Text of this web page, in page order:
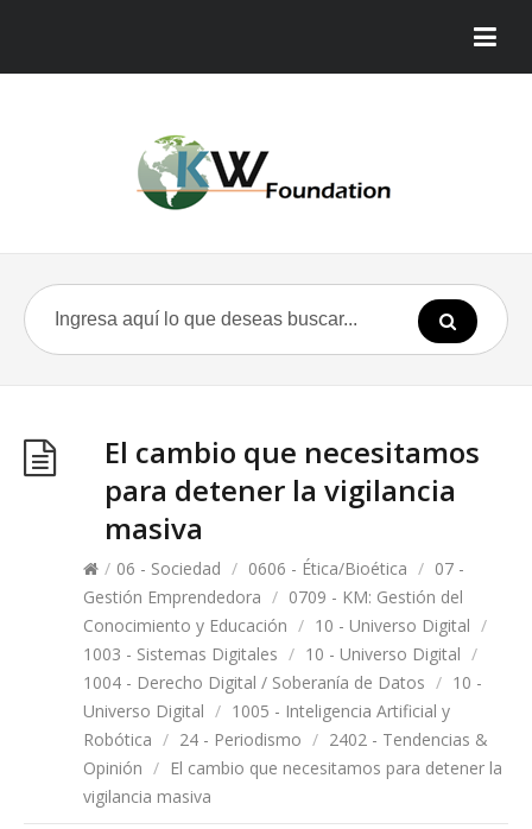
El cambio que necesitamos
para detener la vigilancia
masiva
/ 06 - Sociedad / 0606 - Ética/Bioética / 07 -
Gestión Emprendedora / 0709 - KM: Gestión del
Conocimiento y Educación / 10 - Universo Digital /
1003 - Sistemas Digitales / 10 - Universo Digital /
1004 - Derecho Digital / Soberanía de Datos / 10 -
Universo Digital / 1005 - Inteligencia Artificial y
Robótica / 24 - Periodismo / 2402 - Tendencias &
Opinión / El cambio que necesitamos para detener la
vigilancia masiva